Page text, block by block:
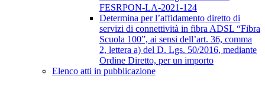
FESRPON-LA-2021-124
Determina per l’affidamento diretto di
servizi di connettività in fibra ADSL “Fibra
Scuola 100”, ai sensi dell’art. 36, comma
2, lettera a) del D. Lgs. 50/2016, mediante
Ordine Diretto, per un importo
Elenco atti in pubblicazione